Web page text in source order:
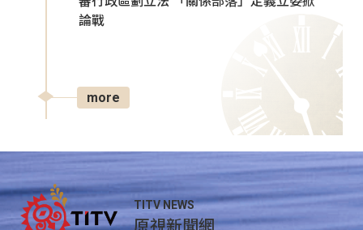
論戰
more
TITV NEWS
原視新聞網